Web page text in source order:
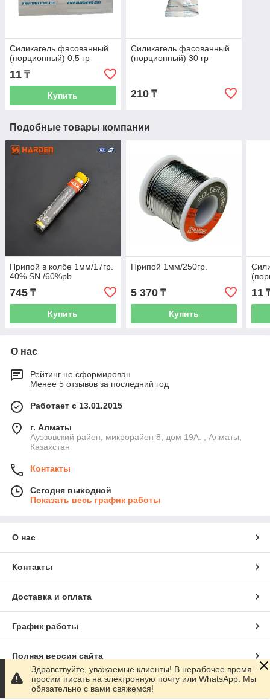
Силикагель фасованный
(порционный) 0,5 гр
11 ₸
Купить
Силикагель фасованный
(порционный) 30 гр
210₸
Подобные товары компании
Припой в колбе 1мм/17гр.
40% SN /60%pb
745 ₸
Купить
Припой 1мм/250гр.
5 370₸
Купить
11
О нас
Рейтинг не сформирован
Менее 5 отзывов за последний год
Работает с 13.01.2015
г. Алматы
Ауэзовский район, микрорайон 8, дом 19А. , Алматы,
Казахстан
Контакты
Сегодня выходной
Показать весь график работы
О нас
Контакты
Доставка и оплата
График работы
Полная версия сайта
Сайт создан на маркетплейсеSatu.kz
Здравствуйте, уважаемые клиенты! В нерабочее время
просим писать на электронную почту или WhatsApp. Мы
обязательно с вами свяжемся!